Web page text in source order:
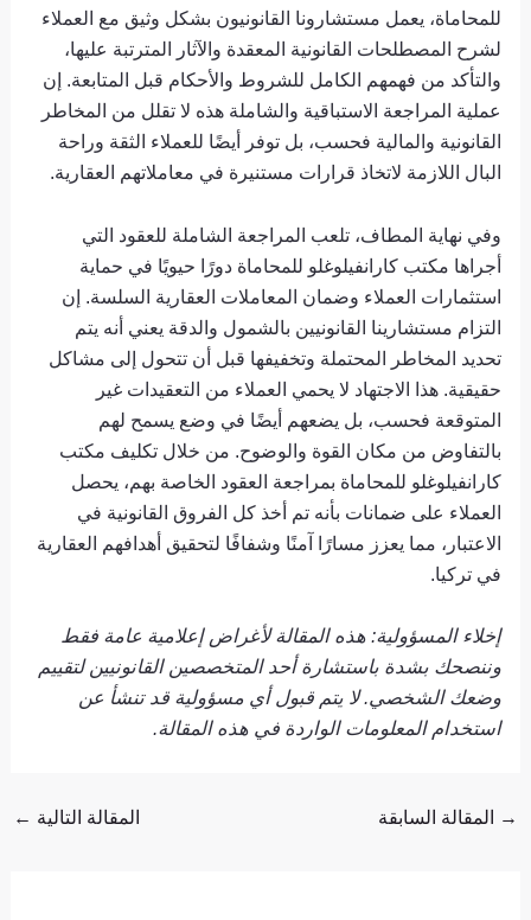
للمحاماة، يعمل مستشارونا القانونيون بشكل وثيق مع العملاء
لشرح المصطلحات القانونية المعقدة والآثار المترتبة عليها،
والتأكد من فهمهم الكامل للشروط والأحكام قبل المتابعة. إن
عملية المراجعة الاستباقية والشاملة هذه لا تقلل من المخاطر
القانونية والمالية فحسب، بل توفر أيضًا للعملاء الثقة وراحة
البال اللازمة لاتخاذ قرارات مستنيرة في معاملاتهم العقارية.
وفي نهاية المطاف، تلعب المراجعة الشاملة للعقود التي
أجراها مكتب كارانفيلوغلو للمحاماة دورًا حيويًا في حماية
استثمارات العملاء وضمان المعاملات العقارية السلسة. إن
التزام مستشارينا القانونيين بالشمول والدقة يعني أنه يتم
تحديد المخاطر المحتملة وتخفيفها قبل أن تتحول إلى مشاكل
حقيقية. هذا الاجتهاد لا يحمي العملاء من التعقيدات غير
المتوقعة فحسب، بل يضعهم أيضًا في وضع يسمح لهم
بالتفاوض من مكان القوة والوضوح. من خلال تكليف مكتب
كارانفيلوغلو للمحاماة بمراجعة العقود الخاصة بهم، يحصل
العملاء على ضمانات بأنه تم أخذ كل الفروق القانونية في
الاعتبار، مما يعزز مسارًا آمنًا وشفافًا لتحقيق أهدافهم العقارية
في تركيا.
إخلاء المسؤولية: هذه المقالة لأغراض إعلامية عامة فقط
وننصحك بشدة باستشارة أحد المتخصصين القانونيين لتقييم
وضعك الشخصي. لا يتم قبول أي مسؤولية قد تنشأ عن
استخدام المعلومات الواردة في هذه المقالة.
→ المقالة السابقة المقالة التالية ←